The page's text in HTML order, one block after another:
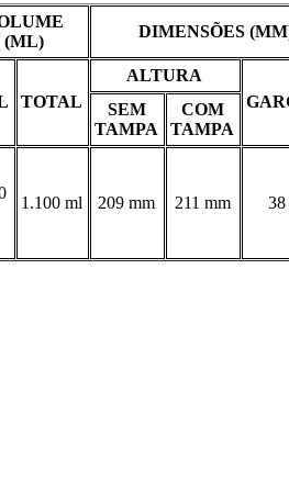
(ML)
DIMENSÕES
TOTAL
ALTURA
SEM
TAMPA
COM
TAMPA
1.100 ml 209 mm 211 mm 38